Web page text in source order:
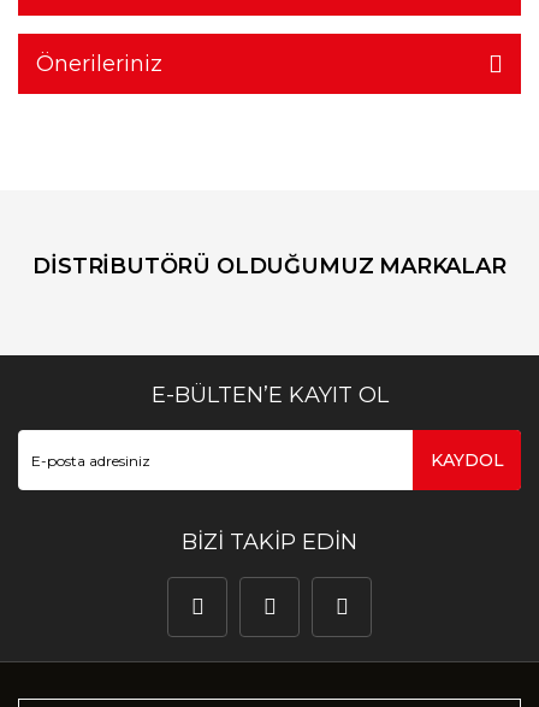
Önerileriniz
DİSTRİBUTÖRÜ OLDUĞUMUZ MARKALAR
E-BÜLTEN’E KAYIT OL
KAYDOL
BİZİ TAKİP EDİN